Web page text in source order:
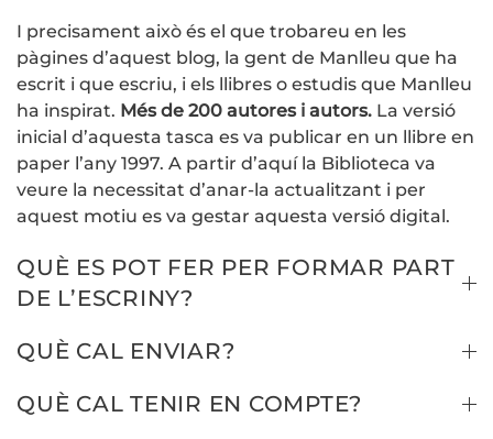
I precisament això és el que trobareu en les
pàgines d’aquest blog, la gent de Manlleu que ha
escrit i que escriu, i els llibres o estudis que Manlleu
ha inspirat. Més de 200 autores i autors. La versió
inicial d’aquesta tasca es va publicar en un llibre en
paper l’any 1997. A partir d’aquí la Biblioteca va
veure la necessitat d’anar-la actualitzant i per
aquest motiu es va gestar aquesta versió digital.
QUÈ ES POT FER PER FORMAR PART
DE L’ESCRINY?
QUÈ CAL ENVIAR?
QUÈ CAL TENIR EN COMPTE?